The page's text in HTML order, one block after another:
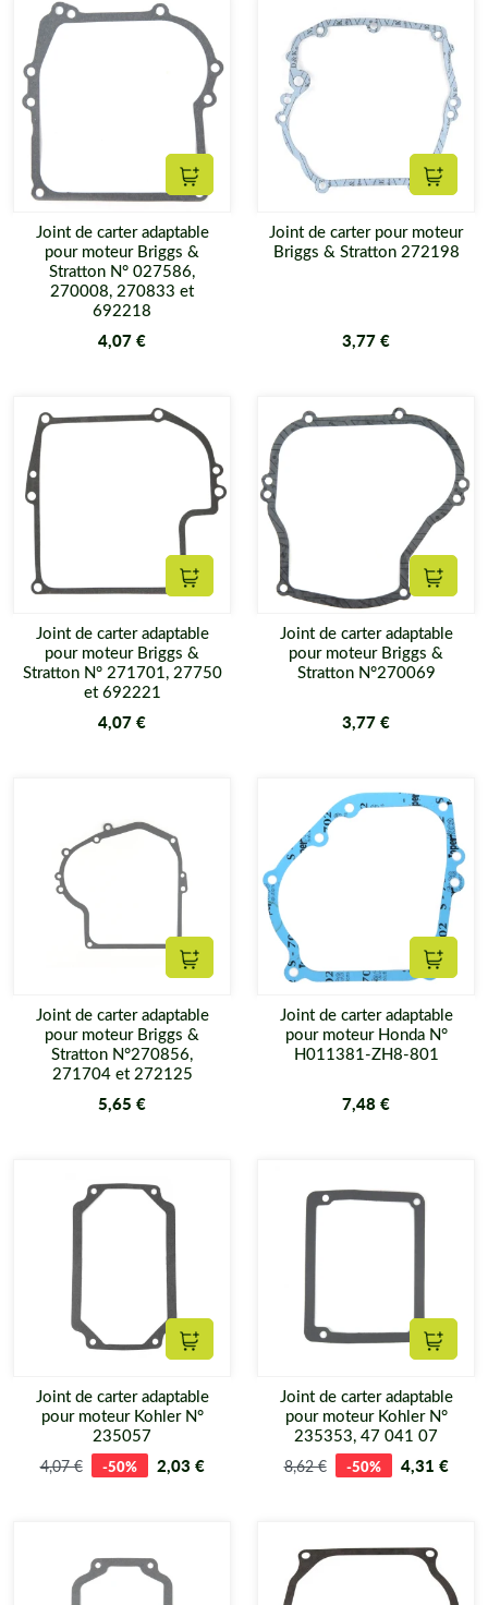
Ajouter au panier
Joint de carter adaptable
pour moteur Briggs &
Stratton N° 027586,
270008, 270833 et
692218
4,07 €
Joint de carter pour moteur
Briggs & Stratton 272198
3,77 €
Ajouter au panier
Joint de carter adaptable
pour moteur Briggs &
Stratton N° 271701, 27750
et 692221
4,07 €
Joint de carter adaptable
pour moteur Briggs &
Stratton N°270069
3,77 €
Ajouter au panier
Joint de carter adaptable
pour moteur Briggs &
Stratton N°270856,
271704 et 272125
5,65 €
Joint de carter adaptable
pour moteur Honda N°
H011381-ZH8-801
7,48 €
Ajouter au panier
Joint de carter adaptable
pour moteur Kohler N°
235057
4,07 € -50% 2,03 €
Joint de carter adaptable
pour moteur Kohler N°
235353, 47 041 07
8,62 € -50% 4,31 €